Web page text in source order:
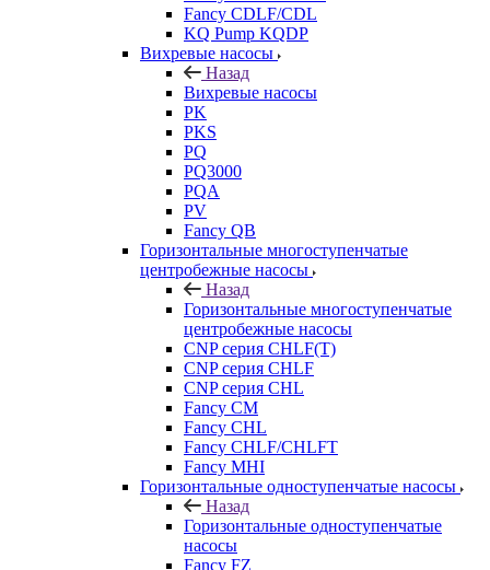
Fancy CDLF/CDL
KQ Pump KQDP
Вихревые насосы
Назад
Вихревые насосы
PK
PKS
PQ
PQ3000
PQA
PV
Fancy QB
Горизонтальные многоступенчатые
центробежные насосы
Назад
Горизонтальные многоступенчатые
центробежные насосы
CNP серия CHLF(T)
CNP серия CHLF
CNP серия CHL
Fancy CM
Fancy CHL
Fancy CHLF/CHLFT
Fancy MHI
Горизонтальные одноступенчатые насосы
Назад
Горизонтальные одноступенчатые
насосы
Fancy FZ